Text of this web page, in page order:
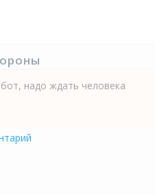
надо ждать человека